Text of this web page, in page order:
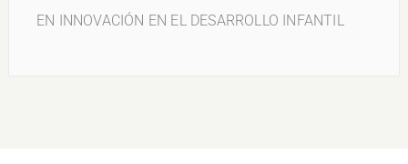
EN INNOVACIÓN EN EL DESARROLLO INFANTIL